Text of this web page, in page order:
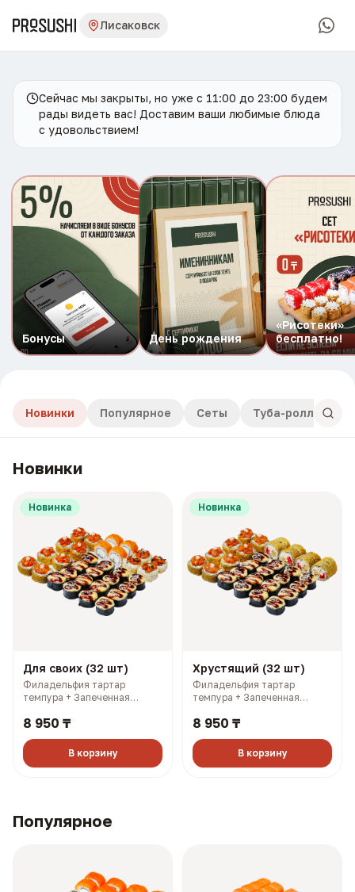
Лисаковск
Сейчас мы закрыты, но уже с 11:00 до 23:00 будем
рады видеть вас! Доставим ваши любимые блюда
с удовольствием!
Бонусы День рождения
«Рисотеки»
бесплатно!
Новинки Популярное Сеты Туба-роллы
Новинки
Новинка
Для своих (32 шт)
Филадельфия тартар
темпура + Запеченная
Филадельфия лайт 1/2 +
Чикси хот (1380 гр, 2689
ккал)
8 950 ₸
В корзину
Новинка
Хрустящий (32 шт)
Филадельфия тартар
темпура + Запеченная
Самурай темпура + Чикси
8 950 ₸
В корзину
Популярное